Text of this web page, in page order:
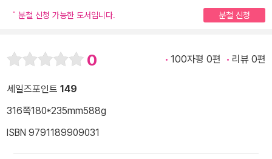
분철 신청 가능한 도서입니다. 분철 신청
0 100자평 0편 리뷰 0편
세일즈포인트 149
316쪽180*235mm588g
ISBN 9791189909031